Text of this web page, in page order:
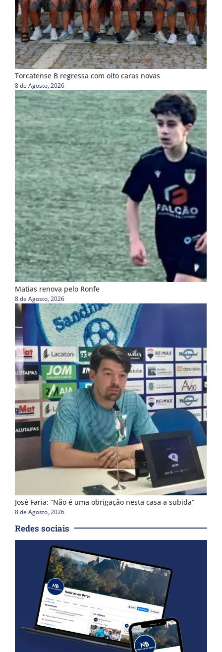
Torcatense B regressa com oito caras novas
8 de Agosto, 2026
Matias renova pelo Ronfe
8 de Agosto, 2026
José Faria: “Não é uma obrigação nesta casa a subida”
8 de Agosto, 2026
Redes sociais